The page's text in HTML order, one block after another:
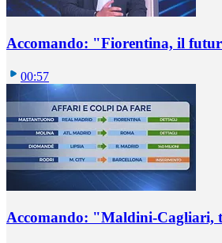
Accomando: "Fiorentina, il
00:57
Accomando: "Maldini-Cagliari,